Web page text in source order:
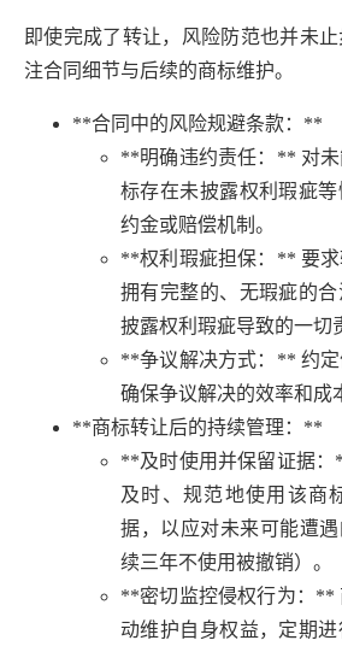
即使完成了转让，风险防范也并未
注合同细节与后续的商标维护。
**合同中的风险规避条款：**
**明确违约责任：** 对
标存在未披露权利瑕疵
约金或赔偿机制。
**权利瑕疵担保：** 要
拥有完整的、无瑕疵的
披露权利瑕疵导致的一切
**争议解决方式：** 约定
确保争议解决的效率和成
**商标转让后的持续管理：**
**及时使用并保留证据
及时、规范地使用该商
据，以应对未来可能遭
续三年不使用被撤销）。
**密切监控侵权行为：**
动维护自身权益，定期